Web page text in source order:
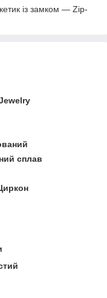
із замком — Zip-
сплав